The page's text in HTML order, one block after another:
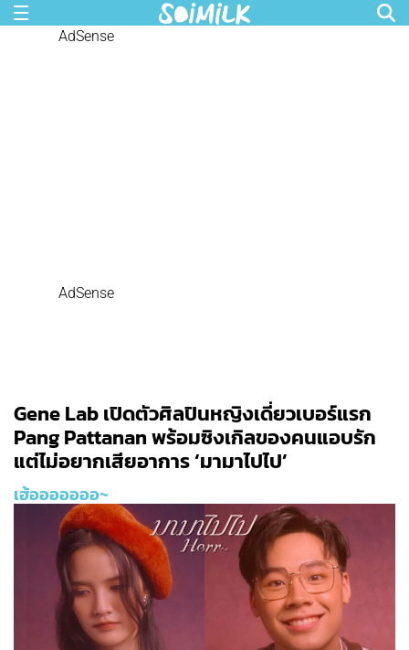
AdSense
AdSense
Gene Lab เปิดตัวศิลปินหญิงเดี่ยวเบอร์แรก
Pang Pattanan พร้อมซิงเกิลของคนแอบรัก
แต่ไม่อยากเสียอาการ ‘มามาไปไป’
เฮ้อออออออ~